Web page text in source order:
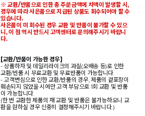
※ 교환/반품으로 인한 총 주문금액에 차액이 발생할 시,
경우에 따라 사은품으로 지급된 상품도 회수되어야 할 수
있습니다.
사은품이 미 회수된 경우 교환 및 반품이 불가할 수 있으
니, 이 점 역시 반드시 고객센터로 문의해주시기 바랍니
다.
[교환/반품이 가능한 경우]
- 상품하자 및 데일리라이크의 과실(오배송 등)로 인한
교환/반품 시 무료교환 및 무료반품이 가능합니다.
- 고객변심으로 인한 교환/반품의 경우, 제품의 겉포장이
훼손되지 않았을 시에만 고객 부담으로 1회 교환 및 반품
이 가능합니다.
(한 번 교환한 제품의 재 교환 및 반품은 불가능하오니 교
환을 원하실 경우 신중히 결정해주시기 바랍니다.)